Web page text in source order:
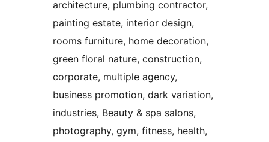
architecture, plumbing contractor,
painting estate, interior design,
rooms furniture, home decoration,
green floral nature, construction,
corporate, multiple agency,
business promotion, dark variation,
industries, Beauty & spa salons,
photography, gym, fitness, health,